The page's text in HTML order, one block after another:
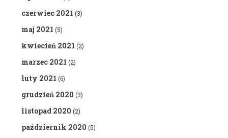
czerwiec 2021 (3)
maj 2021 (5)
kwiecień 2021 (2)
marzec 2021 (2)
luty 2021 (6)
grudzień 2020 (3)
listopad 2020 (2)
październik 2020 (5)